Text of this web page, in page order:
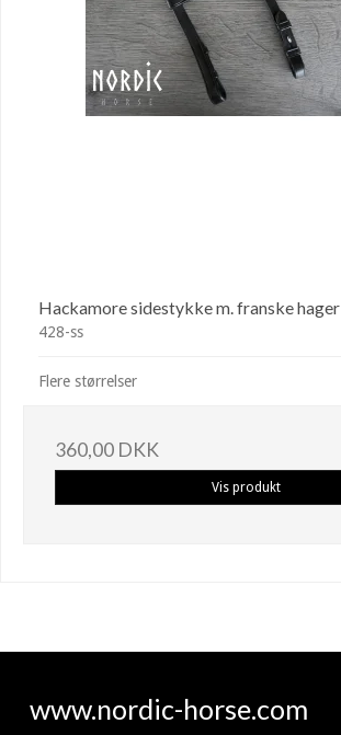
Hackamore sidestykke m. franske hager
428-ss
Flere størrelser
360,00 DKK
Vis produkt
www.nordic-horse.com